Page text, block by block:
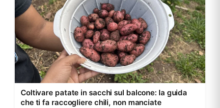
Coltivare patate in sacchi sul balcone: la guida
che ti fa raccogliere chili, non manciate